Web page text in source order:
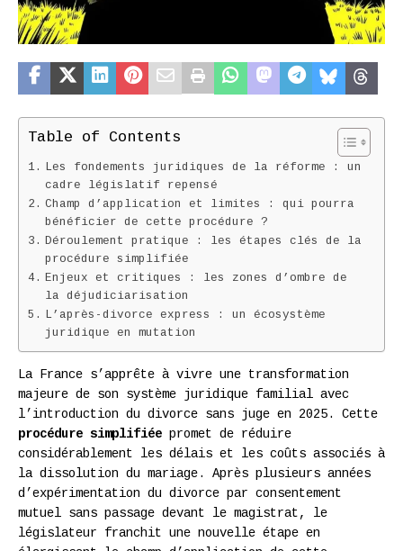
Table of Contents
Les fondements juridiques de la réforme : un
cadre législatif repensé
Champ d’application et limites : qui pourra
bénéficier de cette procédure ?
Déroulement pratique : les étapes clés de la
procédure simplifiée
Enjeux et critiques : les zones d’ombre de
la déjudiciarisation
L’après-divorce express : un écosystème
juridique en mutation
La France s’apprête à vivre une transformation
majeure de son système juridique familial avec
l’introduction du divorce sans juge en 2025. Cette
procédure simplifiée promet de réduire
considérablement les délais et les coûts associés à
la dissolution du mariage. Après plusieurs années
d’expérimentation du divorce par consentement
mutuel sans passage devant le magistrat, le
législateur franchit une nouvelle étape en